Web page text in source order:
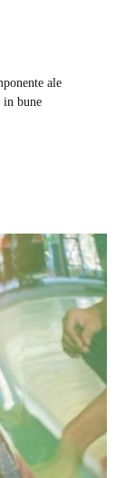
ale
in bune